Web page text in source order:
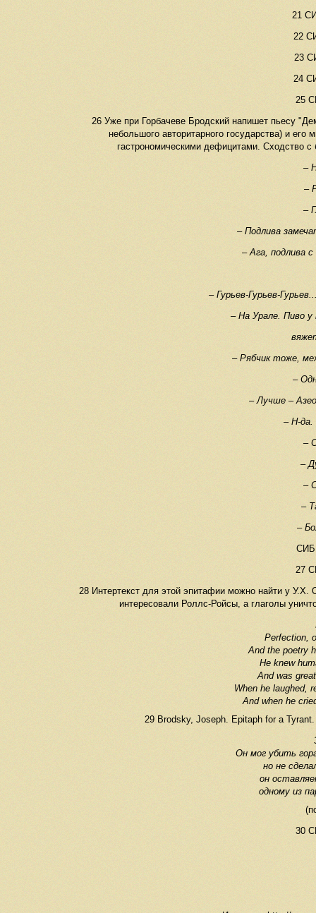
21
22
23
24
25
26 Уже при Горбачеве Бродский напишет пьесу
небольшого авторитарного государства) и
гастрономическими дефицитами. Сходство
–
–
–
– Подлива
– Ага, подлива
– Гурьев-Гурьев-
– На Урале. Пиво
– Рябчик тоже,
–
– Лучше –
– Н-да.
–
–
–
–
–
27
28 Интертекст для этой эпитафии можно найти у У.Х.
интересовали Роллс-Ройсы, а глаголы
Perfection,
And the poetry
He knew
And was
When he laughed,
And when he
29 Brodsky, Joseph. Epitaph for a
Он мог убить
но не
он
одному из
30